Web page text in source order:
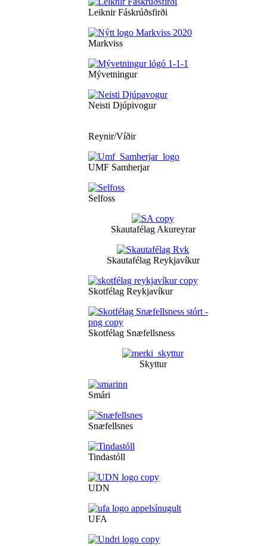
Leiknir Fáskrúðsfirði
Markviss
Mývetningur
Neisti Djúpivogur
Reynir/Víðir
UMF Samherjar
Selfoss
Skautafélag Akureyrar
Skautafélag Reykjavíkur
Skotfélag Reykjavíkur
Skotfélag Snæfellsness
Skyttur
Smári
Snæfellsnes
Tindastóll
UDN
UFA